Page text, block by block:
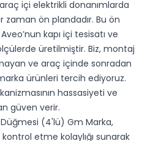
içi elektrikli donanımlarda
zaman ön plandadır. Bu ön
kapı içi tesisatı ve
üretilmiştir. Biz, montaj
ve araç içinde sonradan
ürünleri tercih ediyoruz.
hassasiyeti ve
güven verir.
(4'lü) Gm Marka,
etme kolaylığı sunarak